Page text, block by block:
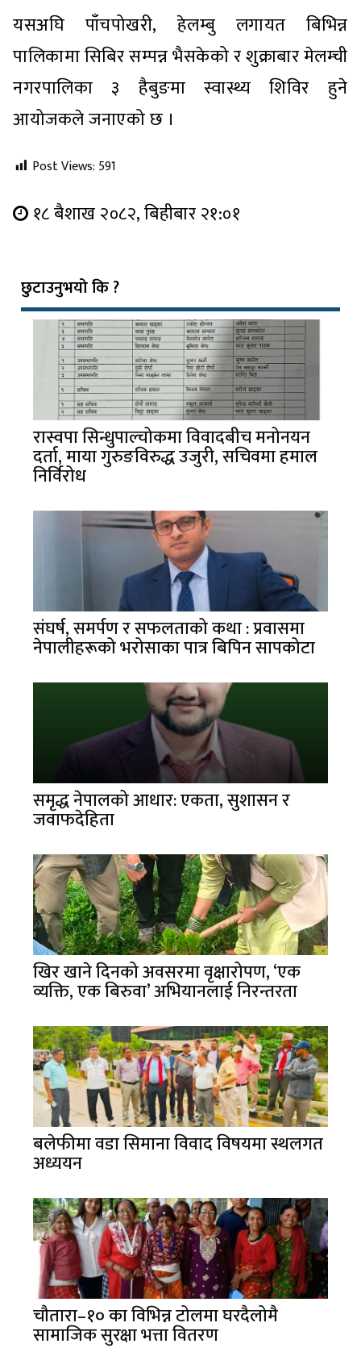
यसअघि पाँचपोखरी, हेलम्बु लगायत बिभिन्न
पालिकामा सिबिर सम्पन्न भैसकेको र शुक्राबार मेलम्ची
नगरपालिका ३ हैबुङमा स्वास्थ्य शिविर हुने
आयोजकले जनाएको छ ।
Post Views: 591
१८ बैशाख २०८२, बिहीबार २१:०१
छुटाउनुभयो कि ?
रास्वपा सिन्धुपाल्चोकमा विवादबीच मनोनयन
दर्ता, माया गुरुङविरुद्ध उजुरी, सचिवमा हमाल
निर्विरोध
संघर्ष, समर्पण र सफलताको कथा : प्रवासमा
नेपालीहरूको भरोसाका पात्र बिपिन सापकोटा
समृद्ध नेपालको आधार: एकता, सुशासन र
जवाफदेहिता
खिर खाने दिनको अवसरमा वृक्षारोपण, ‘एक
व्यक्ति, एक बिरुवा’ अभियानलाई निरन्तरता
बलेफीमा वडा सिमाना विवाद विषयमा स्थलगत
अध्ययन
चौतारा–१० का विभिन्न टोलमा घरदैलोमै
सामाजिक सुरक्षा भत्ता वितरण